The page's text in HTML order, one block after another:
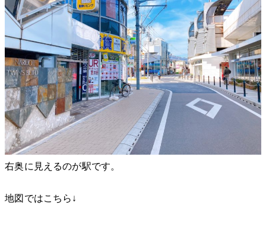
右奥に見えるのが駅です。
地図ではこちら↓